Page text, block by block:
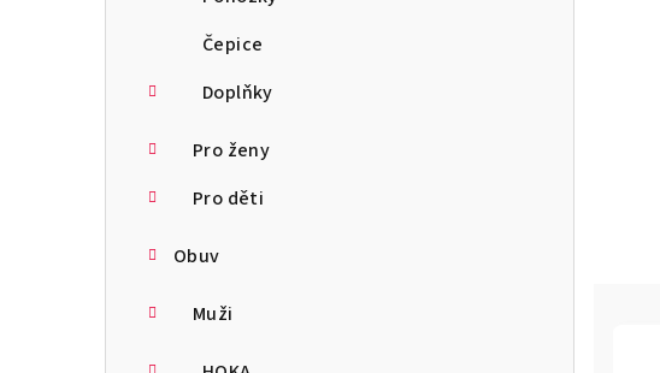
Čepice
Doplňky
Pro ženy
Pro děti
Obuv
Muži